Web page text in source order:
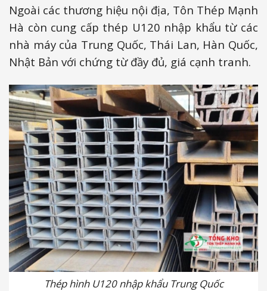
Ngoài các thương hiệu nội địa, Tôn Thép Mạnh
Hà còn cung cấp thép U120 nhập khẩu từ các
nhà máy của Trung Quốc, Thái Lan, Hàn Quốc,
Nhật Bản với chứng từ đầy đủ, giá cạnh tranh.
Thép hình U120 nhập khẩu Trung Quốc